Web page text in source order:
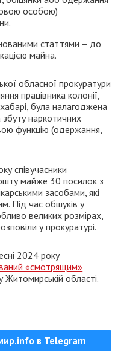
особою)
статтями – до
майна.
обласної прокуратури
працівника колонії,
була налагоджена
збуту наркотичних
функцію (одержання,
співучасники
майже 30 посилок з
засобами, які
Під час обшуків у
великих розмірах,
у прокуратурі.
2024 року
«смотрящим»
Житомирській області.
в Telegram